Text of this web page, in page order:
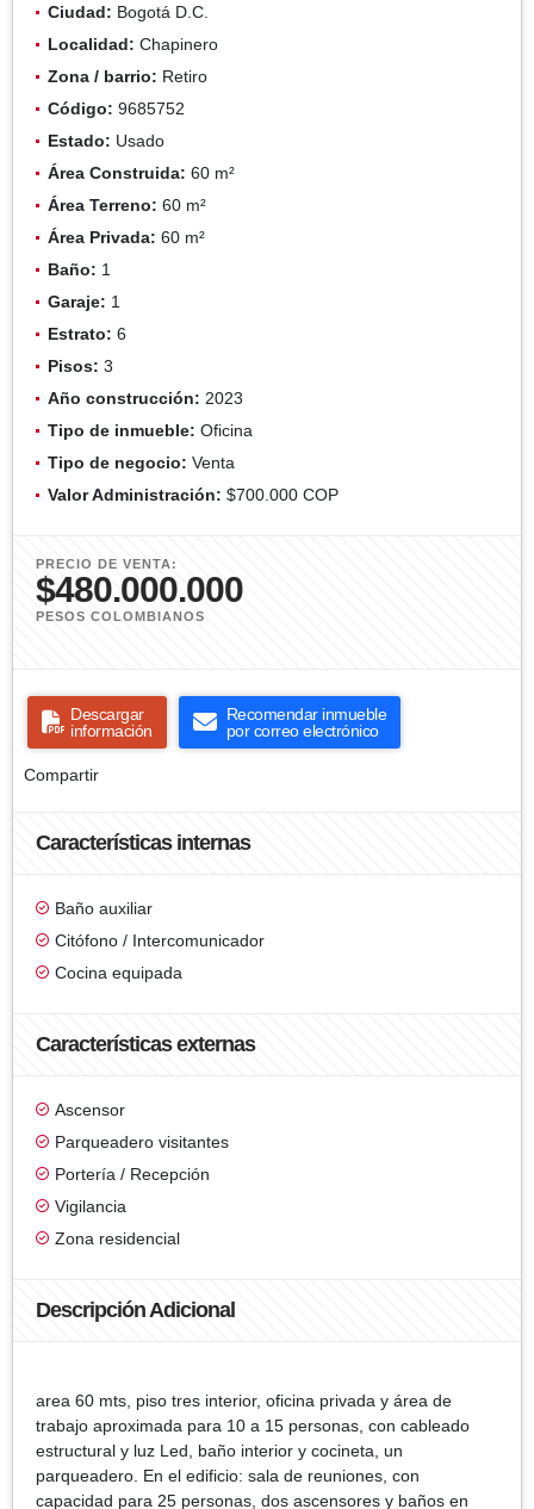
Ciudad: Bogotá D.C.
Localidad: Chapinero
Zona / barrio: Retiro
Código: 9685752
Estado: Usado
Área Construida: 60 m²
Área Terreno: 60 m²
Área Privada: 60 m²
Baño: 1
Garaje: 1
Estrato: 6
Pisos: 3
Año construcción: 2023
Tipo de inmueble: Oficina
Tipo de negocio: Venta
Valor Administración: $700.000 COP
PRECIO DE VENTA:
$480.000.000
PESOS COLOMBIANOS
Descargar
información
Recomendar inmueble
por correo electrónico
Compartir
Características internas
Baño auxiliar
Citófono / Intercomunicador
Cocina equipada
Características externas
Ascensor
Parqueadero visitantes
Portería / Recepción
Vigilancia
Zona residencial
Descripción Adicional
area 60 mts, piso tres interior, oficina privada y área de
trabajo aproximada para 10 a 15 personas, con cableado
estructural y luz Led, baño interior y cocineta, un
parqueadero. En el edificio: sala de reuniones, con
capacidad para 25 personas, dos ascensores y baños en